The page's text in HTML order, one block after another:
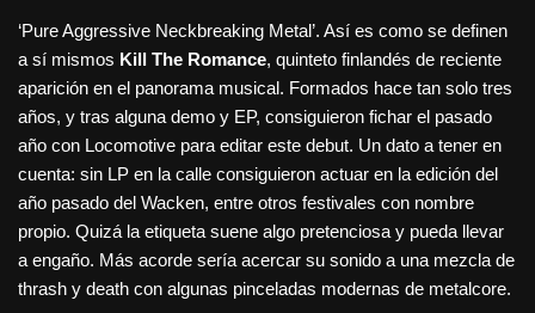
‘Pure Aggressive Neckbreaking Metal’. Así es como se definen
a sí mismos Kill The Romance, quinteto finlandés de reciente
aparición en el panorama musical. Formados hace tan solo tres
años, y tras alguna demo y EP, consiguieron fichar el pasado
año con Locomotive para editar este debut. Un dato a tener en
cuenta: sin LP en la calle consiguieron actuar en la edición del
año pasado del Wacken, entre otros festivales con nombre
propio. Quizá la etiqueta suene algo pretenciosa y pueda llevar
a engaño. Más acorde sería acercar su sonido a una mezcla de
thrash y death con algunas pinceladas modernas de metalcore.